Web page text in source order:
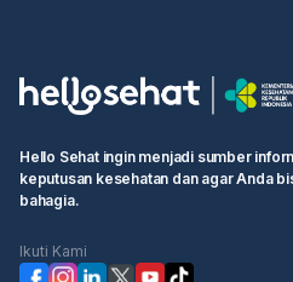
Hello Sehat ingin menjadi sumber
keputusan kesehatan dan agar Anda
bahagia.
Ikuti Kami